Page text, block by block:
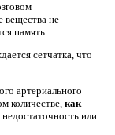
вещества не
память.
сетчатка, что
артериального
количестве, как
или